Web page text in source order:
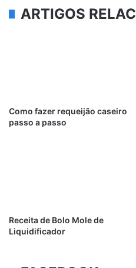
ARTIGOS
Como fazer requeijão caseiro
passo a passo
Receita de Bolo Mole de
Liquidificador